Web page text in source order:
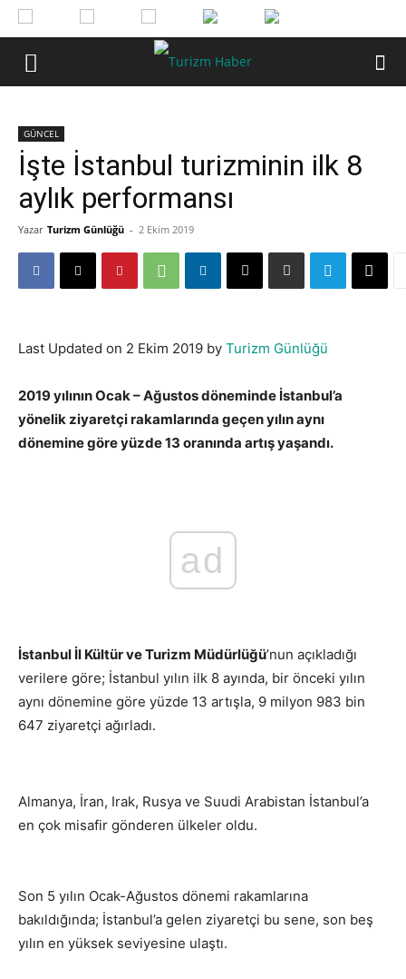
GÜNCEL
İşte İstanbul turizminin ilk 8
aylık performansı
Yazar Turizm Günlüğü - 2 Ekim 2019
Last Updated on 2 Ekim 2019 by Turizm Günlüğü
2019 yılının Ocak – Ağustos döneminde İstanbul’a
yönelik ziyaretçi rakamlarında geçen yılın aynı
dönemine göre yüzde 13 oranında artış yaşandı.
ad
İstanbul İl Kültür ve Turizm Müdürlüğü’nun açıkladığı
verilere göre; İstanbul yılın ilk 8 ayında, bir önceki yılın
aynı dönemine göre yüzde 13 artışla, 9 milyon 983 bin
647 ziyaretçi ağırladı.
Almanya, İran, Irak, Rusya ve Suudi Arabistan İstanbul’a
en çok misafir gönderen ülkeler oldu.
Son 5 yılın Ocak-Ağustos dönemi rakamlarına
bakıldığında; İstanbul’a gelen ziyaretçi bu sene, son beş
yılın en yüksek seviyesine ulaştı.